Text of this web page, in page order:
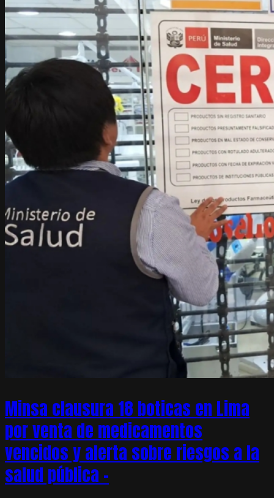
Minsa clausura 18 boticas en Lima
por venta de medicamentos
vencidos y alerta sobre riesgos a la
salud pública –